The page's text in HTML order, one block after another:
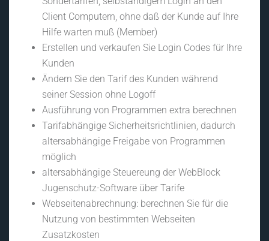
Client Computern, ohne daß der Kunde auf Ihre
Hilfe warten muß (Member)
Erstellen und verkaufen Sie Login Codes für Ihre
Kunden
Ändern Sie den Tarif des Kunden während
seiner Session ohne Logoff
Ausführung von Programmen extra berechnen
Tarifabhängige Sicherheitsrichtlinien, dadurch
altersabhängige Freigabe von Programmen
möglich
altersabhängige Steuereung der WebBlock
Jugenschutz-Software über Tarife
Webseitenabrechnung: berechnen Sie für die
Nutzung von bestimmten Webseiten
Zusatzkosten